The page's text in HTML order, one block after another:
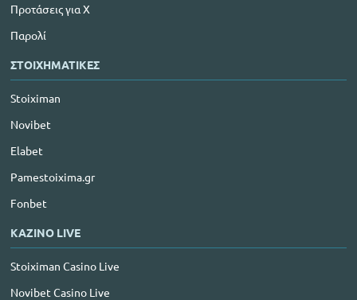
Προτάσεις για Χ
Παρολί
ΣΤΟΙΧΗΜΑΤΙΚΕΣ
Stoiximan
Novibet
Elabet
Pamestoixima.gr
Fonbet
ΚΑΖΙΝΟ LIVE
Stoiximan Casino Live
Novibet Casino Live